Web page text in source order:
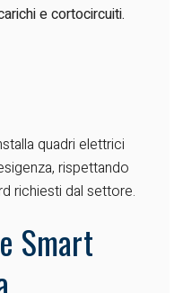
e cortocircuiti.
quadri elettrici
rispettando
richiesti dal settore.
Smart